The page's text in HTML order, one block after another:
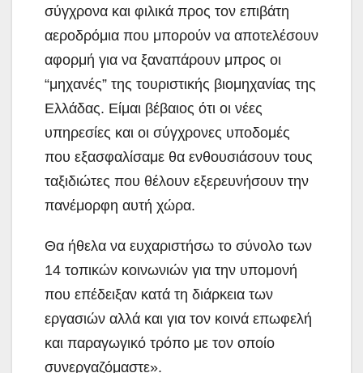
σύγχρονα και φιλικά προς τον επιβάτη
αεροδρόμια που μπορούν να αποτελέσουν
αφορμή για να ξαναπάρουν μπρος οι
“μηχανές” της τουριστικής βιομηχανίας της
Ελλάδας. Είμαι βέβαιος ότι οι νέες
υπηρεσίες και οι σύγχρονες υποδομές
που εξασφαλίσαμε θα ενθουσιάσουν τους
ταξιδιώτες που θέλουν εξερευνήσουν την
πανέμορφη αυτή χώρα.
Θα ήθελα να ευχαριστήσω το σύνολο των
14 τοπικών κοινωνιών για την υπομονή
που επέδειξαν κατά τη διάρκεια των
εργασιών αλλά και για τον κοινά επωφελή
και παραγωγικό τρόπο με τον οποίο
συνεργαζόμαστε».